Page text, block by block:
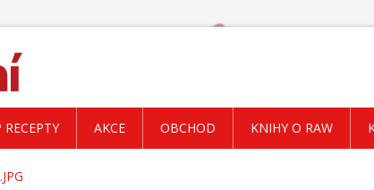
RECEPTY AKCE OBCHOD KNIHY O RAW